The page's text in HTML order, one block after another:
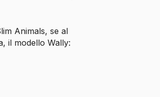
Animals, se al
il modello Wally: